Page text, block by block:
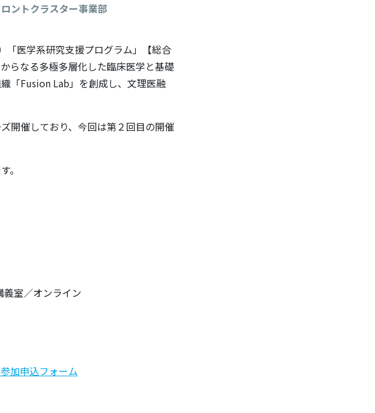
ントクラスター事業部
「医学系研究支援プログラム」【総合
らなる多極多層化した臨床医学と基礎
「Fusion Lab」を創成し、文理医融
開催しており、今回は第２回目の開催
。
室／オンライン
加申込フォーム